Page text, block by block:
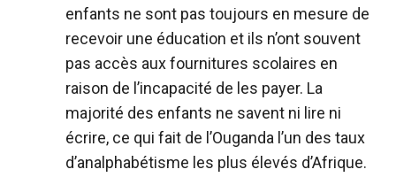
enfants ne sont pas toujours en mesure de
recevoir une éducation et ils n’ont souvent
pas accès aux fournitures scolaires en
raison de l’incapacité de les payer. La
majorité des enfants ne savent ni lire ni
écrire, ce qui fait de l’Ouganda l’un des taux
d’analphabétisme les plus élevés d’Afrique.